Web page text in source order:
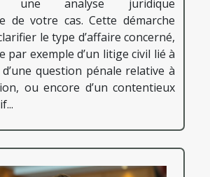
une analyse juridique
de votre cas. Cette démarche
le type d’affaire concerné,
par exemple d’un litige civil lié à
question pénale relative à
ou encore d’un contentieux